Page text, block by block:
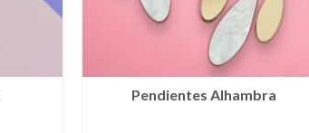
Pendientes Alhambra